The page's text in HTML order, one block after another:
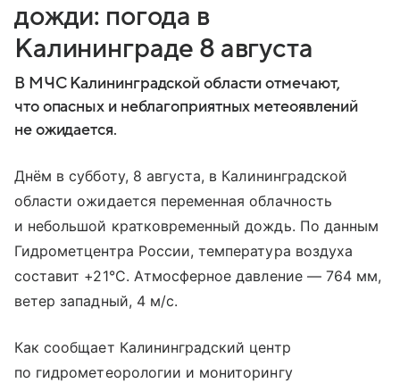
дожди: погода в
Калининграде 8 августа
В МЧС Калининградской области отмечают,
что опасных и неблагоприятных метеоявлений
не ожидается.
Днём в субботу, 8 августа, в Калининградской
области ожидается переменная облачность
и небольшой кратковременный дождь. По данным
Гидрометцентра России, температура воздуха
составит +21°C. Атмосферное давление — 764 мм,
ветер западный, 4 м/с.
Как сообщает Калининградский центр
по гидрометеорологии и мониторингу